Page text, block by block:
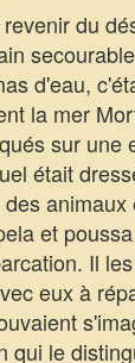
du
d'eau,
la mer
sur une
était
animaux
et
Il
eux à
qui le